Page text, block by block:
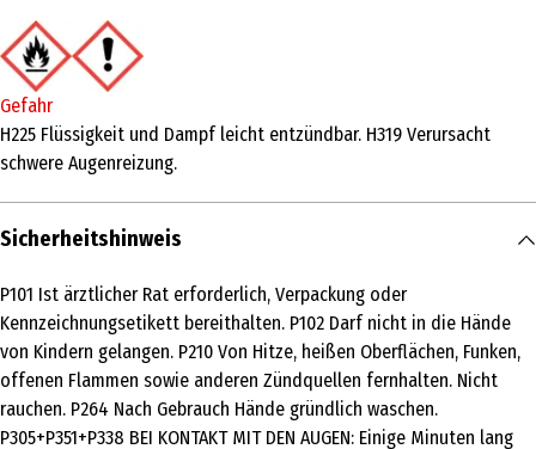
Produkttyp
Lufterfrischer und Raumduft
Duftnote
blumig
Duftwirkung
frisch
Inhaltsstoffe
-
Lagerhinweis
Vor Sonne und Wärme schützen.
Gefahr
H225 Flüssigkeit und Dampf leicht entzündbar. H319 Verursacht
schwere Augenreizung.
Sicherheitshinweis
P101 Ist ärztlicher Rat erforderlich, Verpackung oder
Kennzeichnungsetikett bereithalten. P102 Darf nicht in die Hände
von Kindern gelangen. P210 Von Hitze, heißen Oberflächen, Funken,
offenen Flammen sowie anderen Zündquellen fernhalten. Nicht
rauchen. P264 Nach Gebrauch Hände gründlich waschen.
P305+P351+P338 BEI KONTAKT MIT DEN AUGEN: Einige Minuten lang